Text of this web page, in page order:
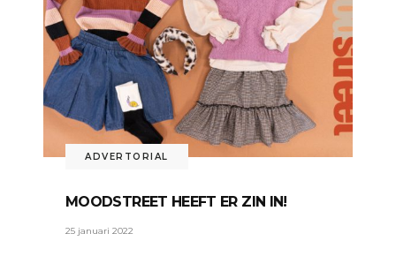
ADVERTORIAL
MOODSTREET HEEFT ER ZIN IN!
25 januari 2022